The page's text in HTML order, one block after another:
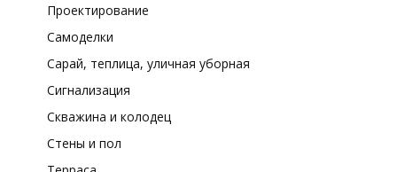
Проектирование
Самоделки
Сарай, теплица, уличная уборная
Сигнализация
Скважина и колодец
Стены и пол